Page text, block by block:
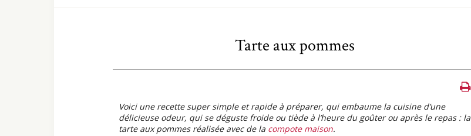
Tarte aux pommes
Voici une recette super simple et rapide à préparer, qui embaume la cuisine d’une
délicieuse odeur, qui se déguste froide ou tiède à l’heure du goûter ou après le repas : la
tarte aux pommes réalisée avec de la compote maison.